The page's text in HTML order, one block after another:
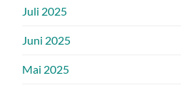
Juli 2025
Juni 2025
Mai 2025